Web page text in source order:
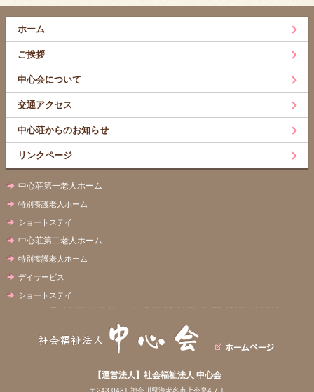
ホーム
ご挨拶
中心会について
交通アクセス
中心荘からのお知らせ
リンクページ
中心荘第一老人ホーム
特別養護老人ホーム
ショートステイ
中心荘第二老人ホーム
特別養護老人ホーム
デイサービス
ショートステイ
【運営法人】社会福祉法人 中心会
〒243-0431 神奈川県海老名市上今泉4-7-1